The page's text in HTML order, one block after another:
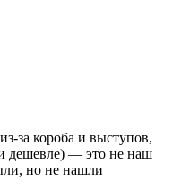
за короба и выступов,
дешевле) — это не наш
но не нашли